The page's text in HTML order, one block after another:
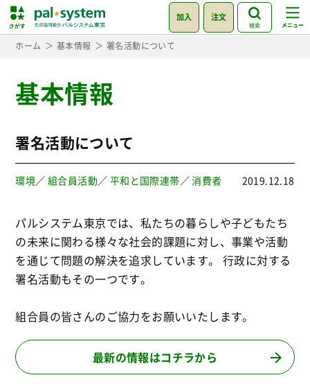
加入 注文
検索
ホーム 基本情報 署名活動について
基本情報
署名活動について
環境／組合員活動／ 平和と国際連帯／ 消費者 2019.12.18
パルシステム東京では、私たちの暮らしや子どもたち
の未来に関わる様々な社会的課題に対し、事業や活動
を通じて問題の解決を追求しています。 行政に対する
署名活動もその一つです。
組合員の皆さんのご協力をお願いいたします。
最新の情報はコチラから